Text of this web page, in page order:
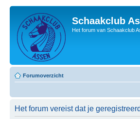
Schaakclub
Het forum van Schaakclub
Forumoverzicht
Het forum vereist dat je